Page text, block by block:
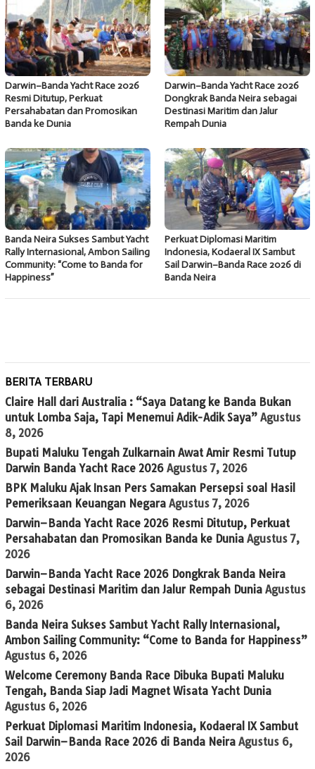
Darwin–Banda Yacht Race 2026
Resmi Ditutup, Perkuat
Persahabatan dan Promosikan
Banda ke Dunia
Darwin–Banda Yacht Race 2026
Dongkrak Banda Neira sebagai
Destinasi Maritim dan Jalur
Rempah Dunia
Banda Neira Sukses Sambut Yacht
Rally Internasional, Ambon Sailing
Community: “Come to Banda for
Happiness”
Perkuat Diplomasi Maritim
Indonesia, Kodaeral IX Sambut
Sail Darwin–Banda Race 2026 di
Banda Neira
BERITA TERBARU
Claire Hall dari Australia : “Saya Datang ke Banda Bukan
untuk Lomba Saja, Tapi Menemui Adik-Adik Saya” Agustus
8, 2026
Bupati Maluku Tengah Zulkarnain Awat Amir Resmi Tutup
Darwin Banda Yacht Race 2026 Agustus 7, 2026
BPK Maluku Ajak Insan Pers Samakan Persepsi soal Hasil
Pemeriksaan Keuangan Negara Agustus 7, 2026
Darwin–Banda Yacht Race 2026 Resmi Ditutup, Perkuat
Persahabatan dan Promosikan Banda ke Dunia Agustus 7,
2026
Darwin–Banda Yacht Race 2026 Dongkrak Banda Neira
sebagai Destinasi Maritim dan Jalur Rempah Dunia Agustus
6, 2026
Banda Neira Sukses Sambut Yacht Rally Internasional,
Ambon Sailing Community: “Come to Banda for Happiness”
Agustus 6, 2026
Welcome Ceremony Banda Race Dibuka Bupati Maluku
Tengah, Banda Siap Jadi Magnet Wisata Yacht Dunia
Agustus 6, 2026
Perkuat Diplomasi Maritim Indonesia, Kodaeral IX Sambut
Sail Darwin–Banda Race 2026 di Banda Neira Agustus 6,
2026